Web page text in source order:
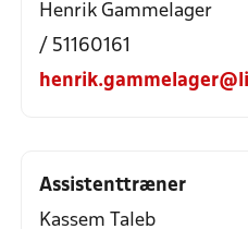
Henrik Gammelager
/ 51160161
Assistenttræner
Kassem Taleb